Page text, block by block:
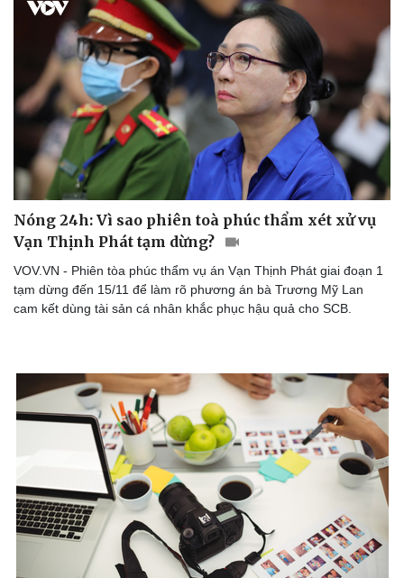
Doanh nghiệp
Thông tin doanh nghiệp
Doanh nghiệp 24h
Doanh nhân
Vì cộng đồng
Công nghệ
Sành điệu
Tin Công nghệ
Trải nghiệm
Chuyển đổi số
Nóng 24h: Vì sao phiên toà phúc thẩm xét xử vụ
Vạn Thịnh Phát tạm dừng?
VOV.VN - Phiên tòa phúc thẩm vụ án Vạn Thịnh Phát giai đoạn 1
tạm dừng đến 15/11 để làm rõ phương án bà Trương Mỹ Lan
cam kết dùng tài sản cá nhân khắc phục hậu quả cho SCB.